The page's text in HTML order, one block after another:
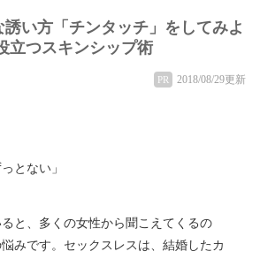
い方「チンタッチ」をしてみよ
立つスキンシップ術
PR 2018/08/29更新
とない」
と、多くの女性から聞こえてくるの
みです。セックスレスは、結婚したカ